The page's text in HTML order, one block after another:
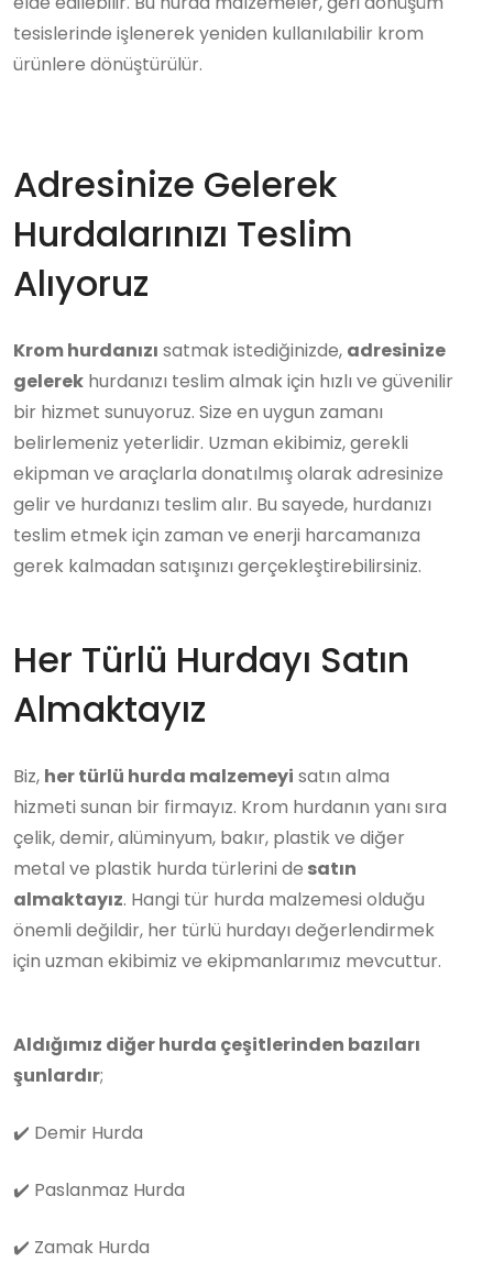
tesislerinde işlenerek yeniden kullanılabilir krom
ürünlere dönüştürülür.
Adresinize Gelerek
Hurdalarınızı Teslim
Alıyoruz
Krom hurdanızı satmak istediğinizde, adresinize
gelerek hurdanızı teslim almak için hızlı ve güvenilir
bir hizmet sunuyoruz. Size en uygun zamanı
belirlemeniz yeterlidir. Uzman ekibimiz, gerekli
ekipman ve araçlarla donatılmış olarak adresinize
gelir ve hurdanızı teslim alır. Bu sayede, hurdanızı
teslim etmek için zaman ve enerji harcamanıza
gerek kalmadan satışınızı gerçekleştirebilirsiniz.
Her Türlü Hurdayı Satın
Almaktayız
Biz, her türlü hurda malzemeyi satın alma
hizmeti sunan bir firmayız. Krom hurdanın yanı sıra
çelik, demir, alüminyum, bakır, plastik ve diğer
metal ve plastik hurda türlerini de satın
almaktayız. Hangi tür hurda malzemesi olduğu
önemli değildir, her türlü hurdayı değerlendirmek
için uzman ekibimiz ve ekipmanlarımız mevcuttur.
Aldığımız diğer hurda çeşitlerinden bazıları
şunlardır;
✔️ Demir Hurda
✔️ Paslanmaz Hurda
✔️ Zamak Hurda